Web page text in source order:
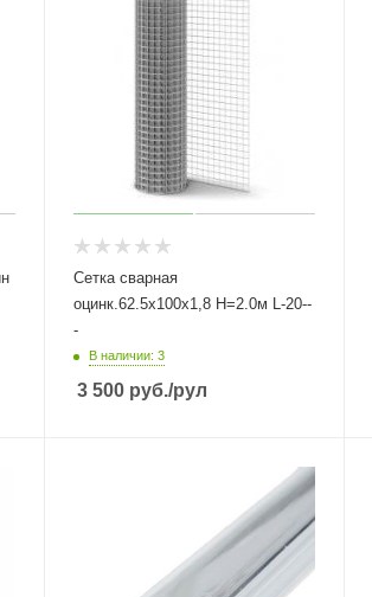
Сетка сварная
оцинк.62.5х100х1,8 Н=2.0м L-20--
-
В наличии: 3
3 500 руб./рул